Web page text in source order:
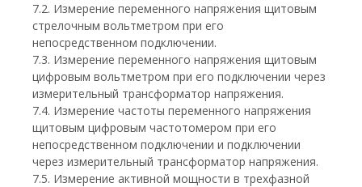
7.2. Измерение переменного напряжения щитовым
стрелочным вольтметром при его
непосредственном подключении.
7.3. Измерение переменного напряжения щитовым
цифровым вольтметром при его подключении через
измерительный трансформатор напряжения.
7.4. Измерение частоты переменного напряжения
щитовым цифровым частотомером при его
непосредственном подключении и подключении
через измерительный трансформатор напряжения.
7.5. Измерение активной мощности в трехфазной